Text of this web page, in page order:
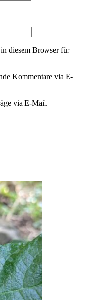
diesem Browser für
Kommentare via E-
via E-Mail.